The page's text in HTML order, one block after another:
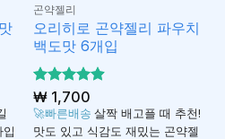
곤약젤리
오리히로 곤약젤리 파우치
백도맛 6개입
5 중에서
4.92로 평
가됨
₩1,700
🚀빠른배송 살짝 배고플 때 추천!
맛도 있고 식감도 재밌는 곤약젤